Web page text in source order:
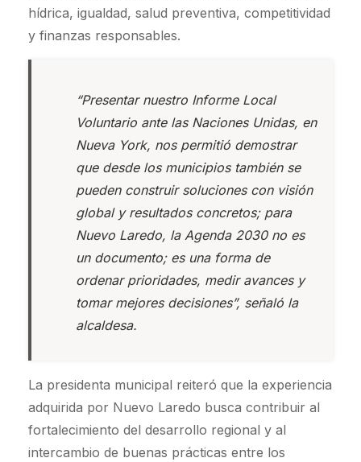
hídrica, igualdad, salud preventiva, competitividad
y finanzas responsables.
“Presentar nuestro Informe Local
Voluntario ante las Naciones Unidas, en
Nueva York, nos permitió demostrar
que desde los municipios también se
pueden construir soluciones con visión
global y resultados concretos; para
Nuevo Laredo, la Agenda 2030 no es
un documento; es una forma de
ordenar prioridades, medir avances y
tomar mejores decisiones”, señaló la
alcaldesa.
La presidenta municipal reiteró que la experiencia
adquirida por Nuevo Laredo busca contribuir al
fortalecimiento del desarrollo regional y al
intercambio de buenas prácticas entre los